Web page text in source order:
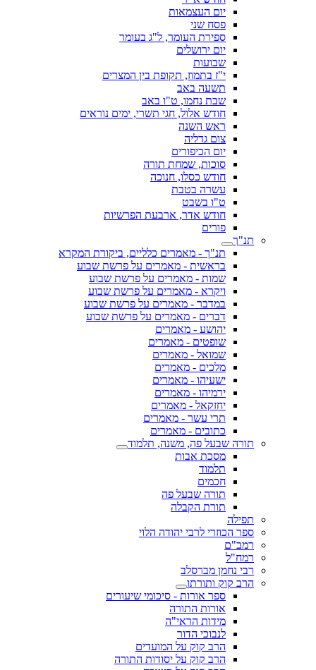
יום העצמאות
פסח שני
ספירת העומר, ל"ג בעומר
יום ירושלים
שבועות
י"ז בתמוז, תקופת בין המצרים
תשעה באב
שבת נחמו, ט"ו באב
חודש אלול, חגי תשרי, ימים נוראים
ראש השנה
צום גדליה
יום הכיפורים
סוכות, שמחת תורה
חודש כסלו, חנוכה
עשרה בטבת
ט"ו בשבט
חודש אדר, ארבעת הפרשיות
פורים
תנ"ך
תנ"ך - מאמרים כלליים, ביקורת המקרא
בראשית - מאמרים על פרשת שבוע
שמות - מאמרים על פרשת שבוע
ויקרא - מאמרים על פרשת שבוע
במדבר - מאמרים על פרשת שבוע
דברים - מאמרים על פרשת שבוע
יהושע - מאמרים
שופטים - מאמרים
שמואל - מאמרים
מלכים - מאמרים
ישעיהו - מאמרים
ירמיהו - מאמרים
יחזקאל - מאמרים
תרי עשר - מאמרים
כתובים - מאמרים
תורה שבעל פה, משנה, תלמוד
מסכת אבות
תלמוד
חכמים
תורה שבעל פה
תורת הקבלה
תפילה
ספר הכוזרי לרבי יהודה הלוי
רמב"ם
רמח"ל
רבי נחמן מברסלב
הרב קוק ותורתו
ספר אורות - סיכומי שיעורים
אורות התורה
מידות הראי"ה
לנבוכי הדור
הרב קוק על המועדים
הרב קוק על יסודות התורה